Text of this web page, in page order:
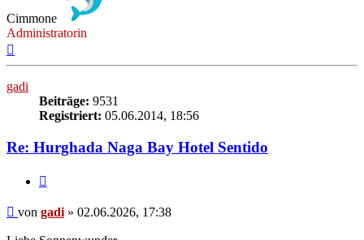
Cimmone
Administratorin
gadi
Beiträge: 9531
Registriert: 05.06.2014, 18:56
Re: Hurghada Naga Bay Hotel Sentido
Beitrag
von gadi » 02.06.2026, 17:38